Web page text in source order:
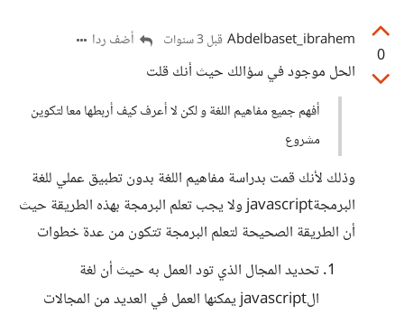
0
Abdelbaset_ibrahem قبل 3 سنوات أضف ردا
الحل موجود في سؤالك حيث أنك قلت
أفهم جميع مفاهيم اللغة و لكن لا أعرف كيف أربطها معا لتكوين
مشروع
وذلك لأنك قمت بدراسة مفاهيم اللغة بدون تطبيق عملي للغة
البرمجةjavascript ولا يجب تعلم البرمجة بهذه الطريقة حيث
أن الطريقة الصحيحة لتعلم البرمجة تتكون من عدة خطوات
تحديد المجال الذي تود العمل به حيث أن لغة
الjavascript يمكنها العمل في العديد من المجالات